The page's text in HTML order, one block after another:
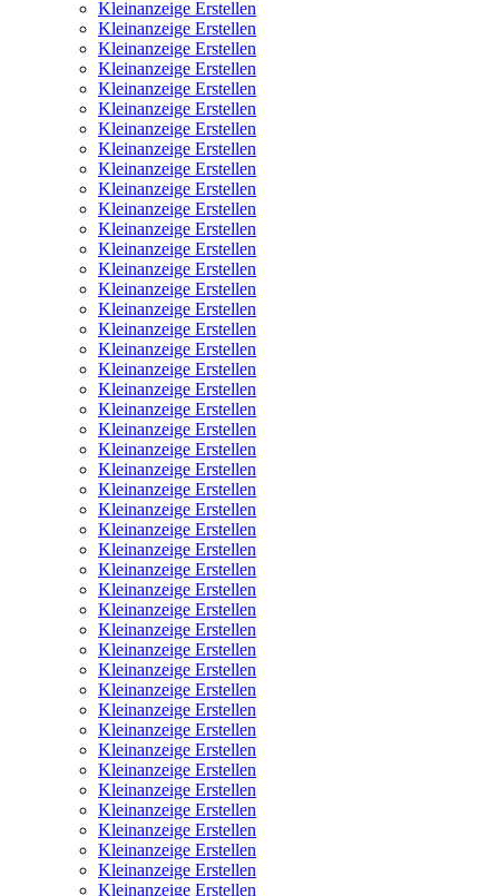
Kleinanzeige Erstellen
Kleinanzeige Erstellen
Kleinanzeige Erstellen
Kleinanzeige Erstellen
Kleinanzeige Erstellen
Kleinanzeige Erstellen
Kleinanzeige Erstellen
Kleinanzeige Erstellen
Kleinanzeige Erstellen
Kleinanzeige Erstellen
Kleinanzeige Erstellen
Kleinanzeige Erstellen
Kleinanzeige Erstellen
Kleinanzeige Erstellen
Kleinanzeige Erstellen
Kleinanzeige Erstellen
Kleinanzeige Erstellen
Kleinanzeige Erstellen
Kleinanzeige Erstellen
Kleinanzeige Erstellen
Kleinanzeige Erstellen
Kleinanzeige Erstellen
Kleinanzeige Erstellen
Kleinanzeige Erstellen
Kleinanzeige Erstellen
Kleinanzeige Erstellen
Kleinanzeige Erstellen
Kleinanzeige Erstellen
Kleinanzeige Erstellen
Kleinanzeige Erstellen
Kleinanzeige Erstellen
Kleinanzeige Erstellen
Kleinanzeige Erstellen
Kleinanzeige Erstellen
Kleinanzeige Erstellen
Kleinanzeige Erstellen
Kleinanzeige Erstellen
Kleinanzeige Erstellen
Kleinanzeige Erstellen
Kleinanzeige Erstellen
Kleinanzeige Erstellen
Kleinanzeige Erstellen
Kleinanzeige Erstellen
Kleinanzeige Erstellen
Kleinanzeige Erstellen